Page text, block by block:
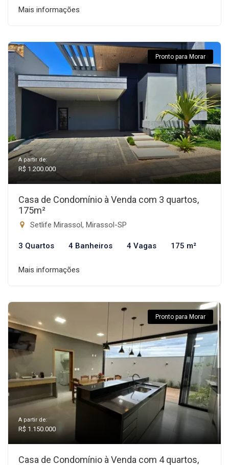
Mais informações
Pronto para Morar
A partir de:
R$ 1.200.000
Casa de Condomínio à Venda com 3 quartos,
175m²
Setlife Mirassol, Mirassol-SP
3 Quartos 4 Banheiros 4 Vagas 175 m²
Mais informações
Pronto para Morar
A partir de:
R$ 1.150.000
Casa de Condomínio à Venda com 4 quartos,